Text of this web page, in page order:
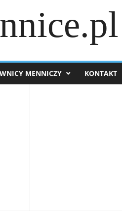
MENNICZY KONTAKT